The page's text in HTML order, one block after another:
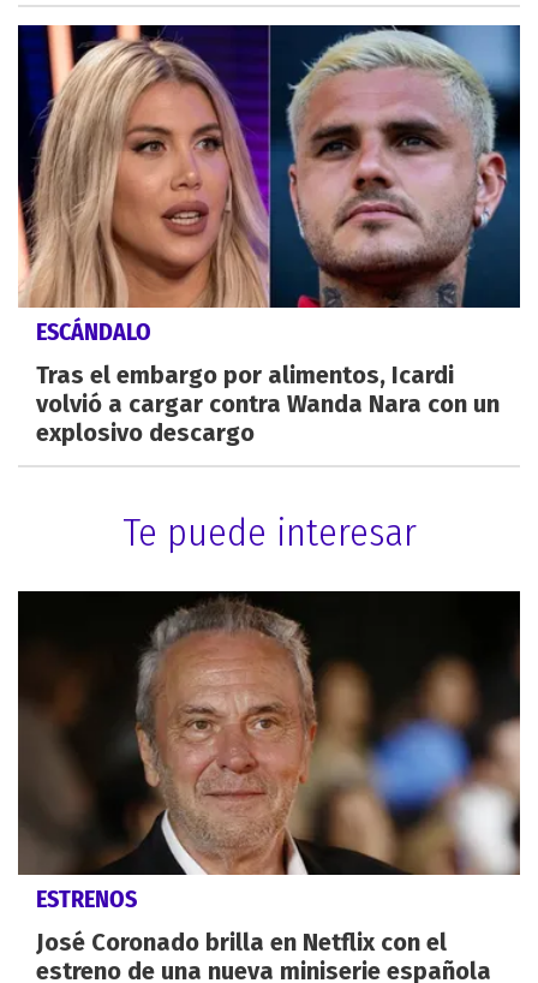
ESCÁNDALO
Tras el embargo por alimentos, Icardi
volvió a cargar contra Wanda Nara con un
explosivo descargo
Te puede interesar
ESTRENOS
José Coronado brilla en Netflix con el
estreno de una nueva miniserie española